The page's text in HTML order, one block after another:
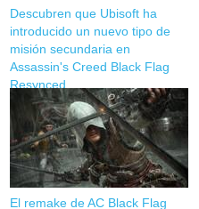
Descubren que Ubisoft ha
introducido un nuevo tipo de
misión secundaria en
Assassin's Creed Black Flag
Resynced
El remake de AC Black Flag